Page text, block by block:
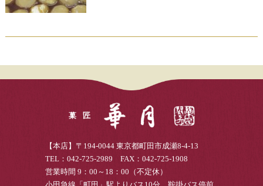
【本店】〒194-0044 東京都町田市成瀬8-4-13
TEL：042-725-2989 FAX：042-725-1908
営業時間 9：00～18：00（不定休）